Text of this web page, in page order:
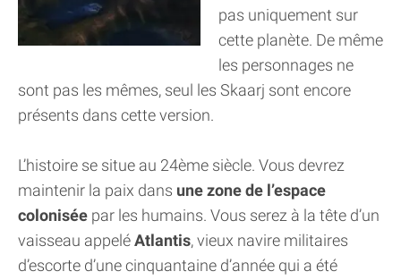
pas uniquement sur
cette planète. De même
les personnages ne
sont pas les mêmes, seul les Skaarj sont encore
présents dans cette version.
L’histoire se situe au 24ème siècle. Vous devrez
maintenir la paix dans une zone de l’espace
colonisée par les humains. Vous serez à la tête d’un
vaisseau appeléAtlantis, vieux navire militaires
d’escorte d’une cinquantaine d’année qui a été